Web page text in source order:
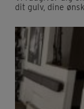
dit gulv, dine